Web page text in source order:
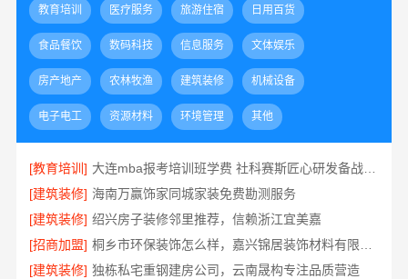
教育培训 医疗服务 旅游住宿 日用百货
食品餐饮 数码科技 信息服务 文体娱乐
房产地产 农林牧渔 建筑装修 机械设备
电子电工 资源材料 环境管理 其他
[教育培训]
大连mba报考培训班学费 社科赛斯匠心研发备战MBA考研
[建筑装修] 海南万赢饰家同城家装免费勘测服务
[建筑装修] 绍兴房子装修邻里推荐，信赖浙江宜美嘉
[招商加盟]
[建筑装修] 独栋私宅重钢建房公司，云南晟构专注品质营造